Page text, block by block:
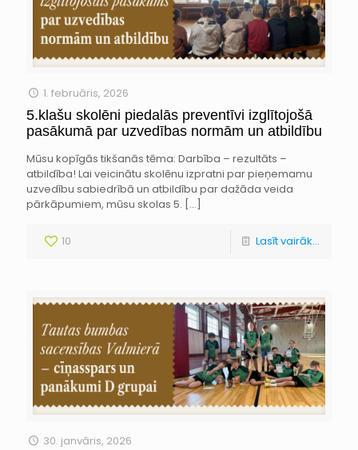
1. februāris, 2026
5.klašu skolēni piedalās preventīvi izglītojošā
pasākumā par uzvedības normām un atbildību
Mūsu kopīgās tikšanās tēma: Darbība – rezultāts –
atbildība! Lai veicinātu skolēnu izpratni par pieņemamu
uzvedību sabiedrībā un atbildību par dažāda veida
pārkāpumiem, mūsu skolas 5. […]
10 Lasīt vairāk...
30. janvāris, 2026